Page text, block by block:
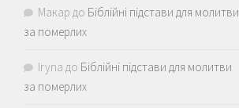
Макар до Біблійні підстави для молитви
за померлих
Iryna до Біблійні підстави для молитви
за померлих